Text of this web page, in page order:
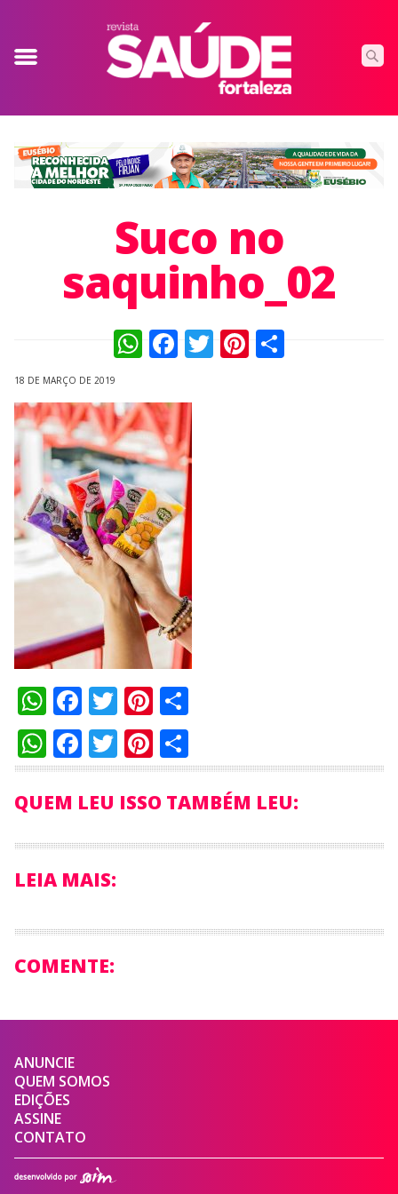
Suco no
saquinho_02
WhatsApp
Facebook
TwitterPinterest
18 DE MARÇO DE 2019
WhatsApp
Facebook
Twitter
Pinterest
Compartilhar
WhatsApp
Facebook
Twitter
Pinterest
Compartilhar
QUEM LEU ISSO TAMBÉM LEU:
LEIA MAIS:
COMENTE:
ANUNCIE
QUEM SOMOS
EDIÇÕES
ASSINE
CONTATO